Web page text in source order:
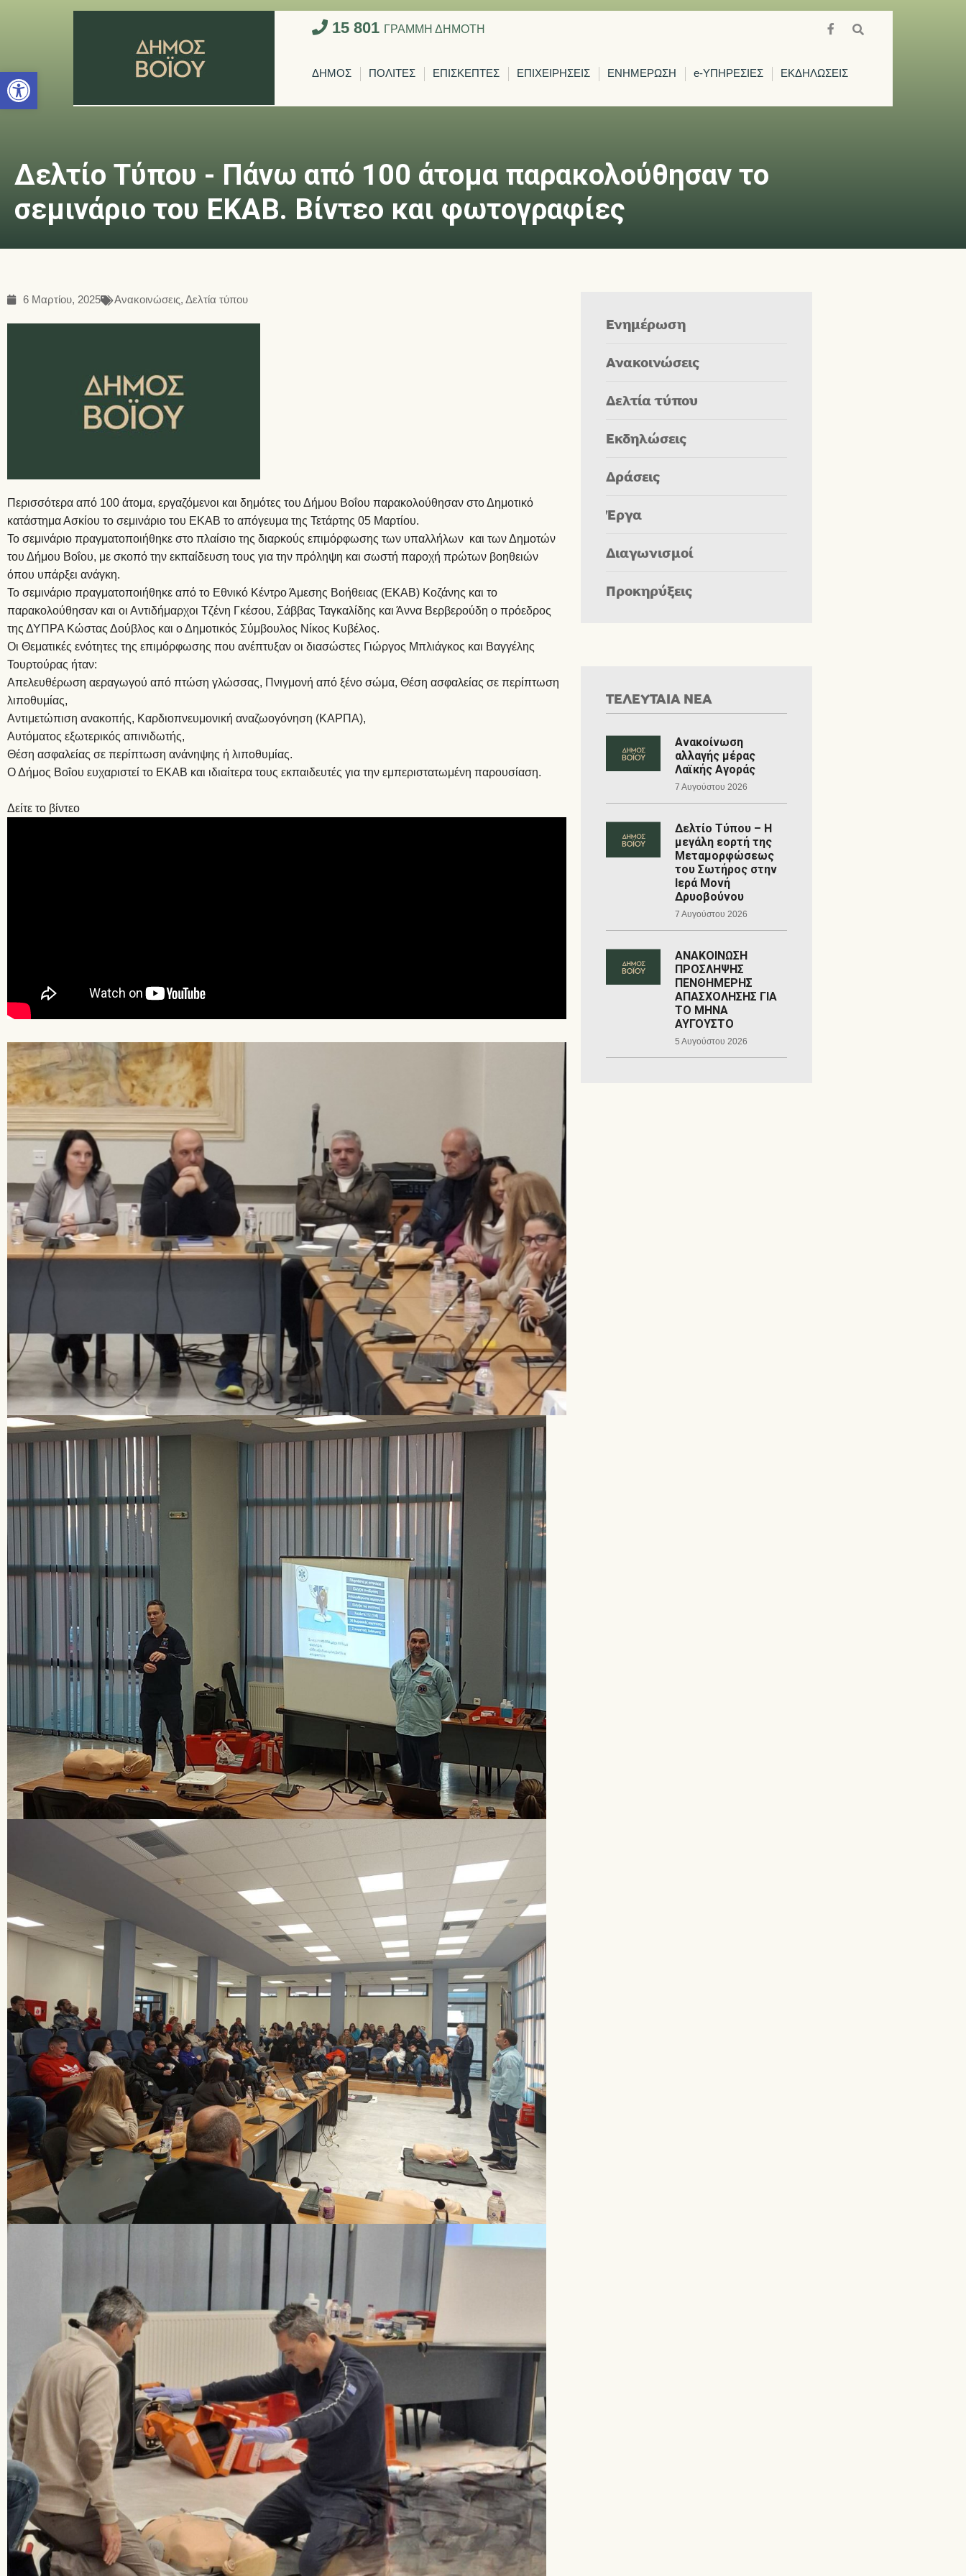
Ανοίξτε τη γραμμή εργαλείων
15 801 ΓΡΑΜΜΗ ΔΗΜΟΤΗ
ΔΗΜΟΣ ΠΟΛΙΤΕΣ ΕΠΙΣΚΕΠΤΕΣ ΕΠΙΧΕΙΡΗΣΕΙΣ ΕΝΗΜΕΡΩΣΗ e-ΥΠΗΡΕΣΙΕΣ ΕΚΔΗΛΩΣΕΙΣ
Δελτίο Τύπου - Πάνω από 100 άτομα παρακολούθησαν το
σεμινάριο του ΕΚΑΒ. Βίντεο και φωτογραφίες
6 Μαρτίου, 2025 Ανακοινώσεις,Δελτία τύπου
Περισσότερα από 100 άτομα, εργαζόμενοι και δημότες του Δήμου Βοΐου παρακολούθησαν στο Δημοτικό
κατάστημα Ασκίου το σεμινάριο του ΕΚΑΒ το απόγευμα της Τετάρτης 05 Μαρτίου.
Το σεμινάριο πραγματοποιήθηκε στο πλαίσιο της διαρκούς επιμόρφωσης των υπαλλήλων και των Δημοτών
του Δήμου Βοΐου, με σκοπό την εκπαίδευση τους για την πρόληψη και σωστή παροχή πρώτων βοηθειών
όπου υπάρξει ανάγκη.
Το σεμινάριο πραγματοποιήθηκε από το Εθνικό Κέντρο Άμεσης Βοήθειας (ΕKAB) Κοζάνης και το
παρακολούθησαν και οι Αντιδήμαρχοι Τζένη Γκέσου, Σάββας Ταγκαλίδης και Άννα Βερβερούδη ο πρόεδρος
της ΔΥΠΡΑ Κώστας Δούβλος και ο Δημοτικός Σύμβουλος Νίκος Κυβέλος.
Οι Θεματικές ενότητες της επιμόρφωσης που ανέπτυξαν οι διασώστες Γιώργος Μπλιάγκος και Βαγγέλης
Τουρτούρας ήταν:
Απελευθέρωση αεραγωγού από πτώση γλώσσας, Πνιγμονή από ξένο σώμα, Θέση ασφαλείας σε περίπτωση
λιποθυμίας,
Αντιμετώπιση ανακοπής, Καρδιοπνευμονική αναζωογόνηση (ΚΑΡΠΑ),
Αυτόματος εξωτερικός απινιδωτής,
Θέση ασφαλείας σε περίπτωση ανάνηψης ή λιποθυμίας.
Ο Δήμος Βοΐου ευχαριστεί το ΕΚΑΒ και ιδιαίτερα τους εκπαιδευτές για την εμπεριστατωμένη παρουσίαση.
Δείτε το βίντεο
Ενημέρωση
Ανακοινώσεις
Δελτία τύπου
Εκδηλώσεις
Δράσεις
Έργα
Διαγωνισμοί
Προκηρύξεις
ΤΕΛΕΥΤΑΙΑ ΝΕΑ
Ανακοίνωση
αλλαγής μέρας
Λαϊκής Αγοράς
7 Αυγούστου 2026
Δελτίο Τύπου – Η
μεγάλη εορτή της
Μεταμορφώσεως
του Σωτήρος στην
Ιερά Μονή
Δρυοβούνου
7 Αυγούστου 2026
ΑΝΑΚΟΙΝΩΣΗ
ΠΡΟΣΛΗΨΗΣ
ΠΕΝΘΗΜΕΡΗΣ
ΑΠΑΣΧΟΛΗΣΗΣ ΓΙΑ
ΤΟ ΜΗΝΑ
ΑΥΓΟΥΣΤΟ
5 Αυγούστου 2026